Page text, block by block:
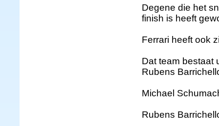
Degene die het
finish is heeft
Ferrari heeft ook
Dat team bestaat
Rubens
Michael
Rubens